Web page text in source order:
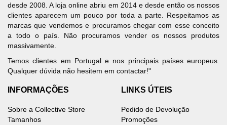
desde 2008. A loja online abriu em 2014 e desde então os nossos
clientes aparecem um pouco por toda a parte. Respeitamos as
marcas que vendemos e procuramos chegar com esse conceito
a todo o país. Não procuramos vender os nossos produtos
massivamente.
Temos clientes em Portugal e nos principais países europeus.
Qualquer dúvida não hesitem em contactar!"
INFORMAÇÕES
Sobre a Collective Store
Tamanhos
LINKS ÚTEIS
Pedido de Devolução
Promoções